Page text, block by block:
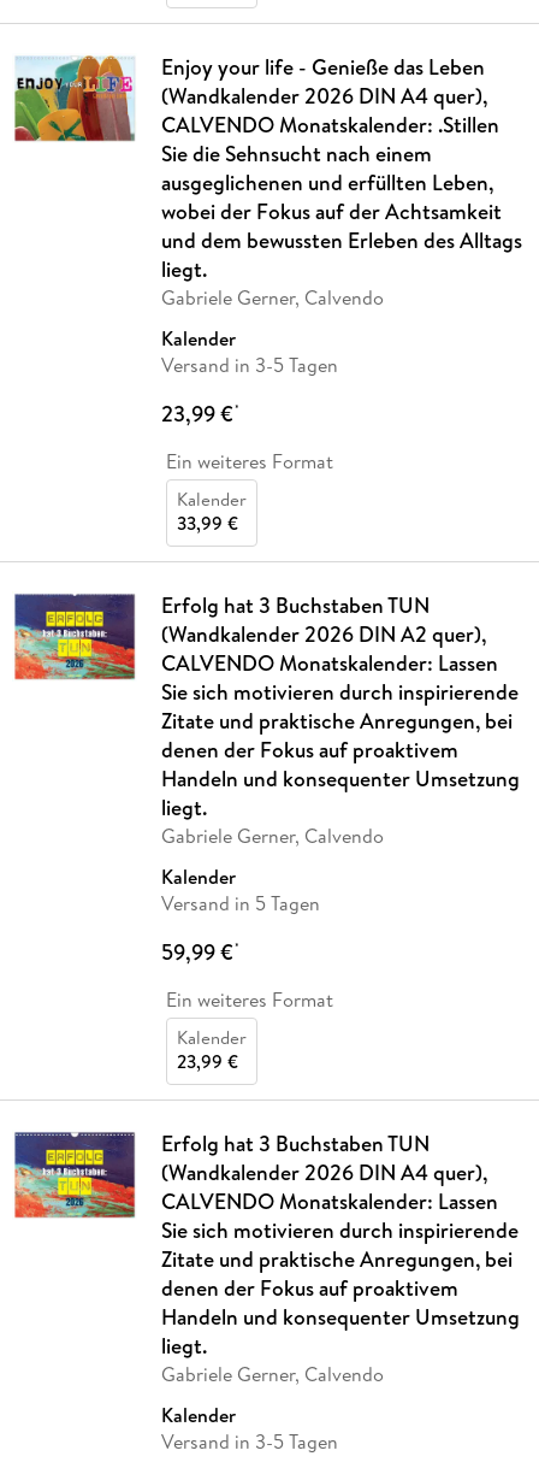
Enjoy your life - Genieße das Leben
(Wandkalender 2026 DIN A4 quer),
CALVENDO Monatskalender: .Stillen
Sie die Sehnsucht nach einem
ausgeglichenen und erfüllten Leben,
wobei der Fokus auf der Achtsamkeit
und dem bewussten Erleben des Alltags
liegt.
Gabriele Gerner, Calvendo
Kalender
Versand in 3-5 Tagen
23,99 €*
Ein weiteres Format
Kalender
33,99 €
Erfolg hat 3 Buchstaben TUN
(Wandkalender 2026 DIN A2 quer),
CALVENDO Monatskalender: Lassen
Sie sich motivieren durch inspirierende
Zitate und praktische Anregungen, bei
denen der Fokus auf proaktivem
Handeln und konsequenter Umsetzung
liegt.
Gabriele Gerner, Calvendo
Kalender
Versand in 5 Tagen
59,99 €*
Ein weiteres Format
Kalender
23,99 €
Erfolg hat 3 Buchstaben TUN
(Wandkalender 2026 DIN A4 quer),
CALVENDO Monatskalender: Lassen
Sie sich motivieren durch inspirierende
Zitate und praktische Anregungen, bei
denen der Fokus auf proaktivem
Handeln und konsequenter Umsetzung
liegt.
Gabriele Gerner, Calvendo
Kalender
Versand in 3-5 Tagen